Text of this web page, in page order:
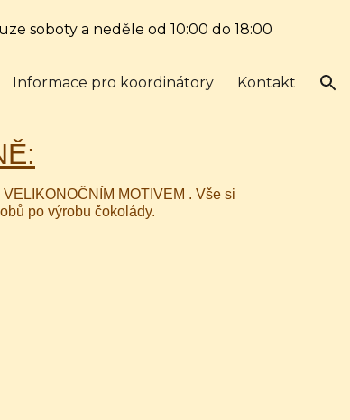
soboty a neděle od 10:00 do 18:00
Informace pro koordinátory Kontakt
MOTIVEM . Vše si
po výrobu čokolády.